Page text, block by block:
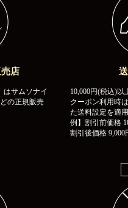
店
はサムソナイ
の正規販売
10,000円(税込)以
クーポン利用時
た送料設定を適
例】割引前価格
割引後価格